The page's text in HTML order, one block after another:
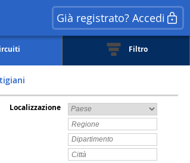
Già registrato? Accedi
Filtro
Localizzazione